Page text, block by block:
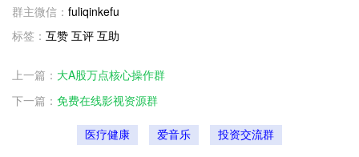
群主微信： fuliqinkefu
标签： 互赞 互评 互助
上一篇： 大A股万点核心操作群
下一篇： 免费在线影视资源群
医疗健康 爱音乐 投资交流群